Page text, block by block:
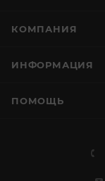
КОМПАНИЯ
ИНФОРМАЦИЯ
ПОМОЩЬ